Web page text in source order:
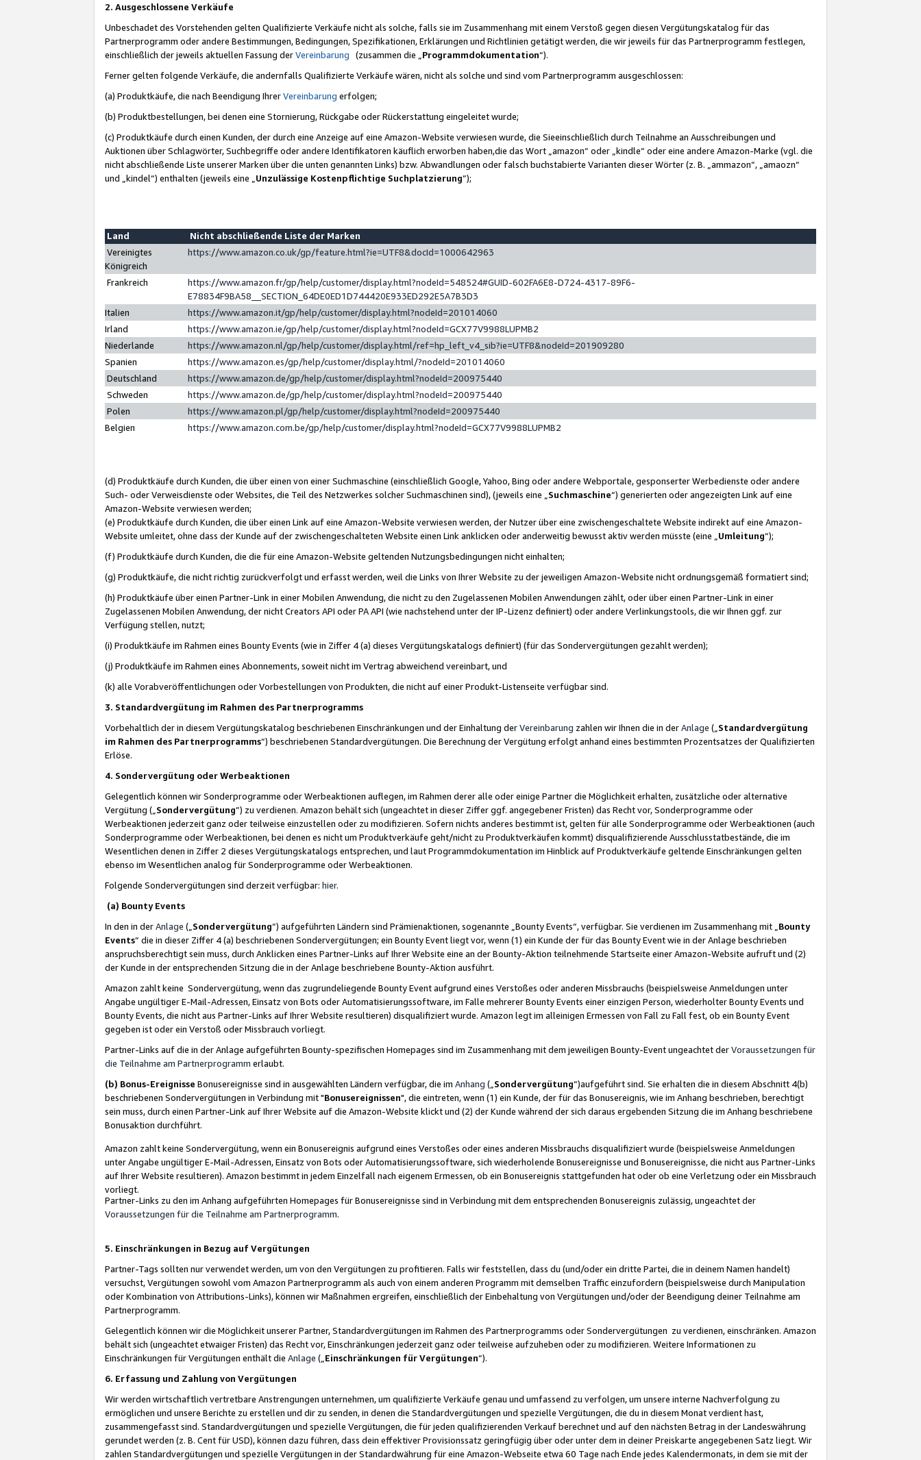
2. Ausgeschlossene Verkäufe
Unbeschadet des Vorstehenden gelten Qualifizierte Verkäufe nicht als solche, falls sie im Zusammenhang mit einem Verstoß gegen diesen Vergütungskatalog für das
Partnerprogramm oder andere Bestimmungen, Bedingungen, Spezifikationen, Erklärungen und Richtlinien getätigt werden, die wir jeweils für das Partnerprogramm festlegen,
einschließlich der jeweils aktuellen Fassung derVereinbarung (zusammen die „ Programmdokumentation“).
Ferner gelten folgende Verkäufe, die andernfalls Qualifizierte Verkäufe wären, nicht als solche und sind vom Partnerprogramm ausgeschlossen:
(a) Produktkäufe, die nach Beendigung IhrerVereinbarung erfolgen;
(b) Produktbestellungen, bei denen eine Stornierung, Rückgabe oder Rückerstattung eingeleitet wurde;
(c) Produktkäufe durch einen Kunden, der durch eine Anzeige auf eine Amazon-Website verwiesen wurde, die Sieeinschließlich durch Teilnahme an Ausschreibungen und
Auktionen über Schlagwörter, Suchbegriffe oder andere Identifikatoren käuflich erworben haben,die das Wort „amazon“ oder „kindle“ oder eine andere Amazon-Marke (vgl. die
nicht abschließende Liste unserer Marken über die unten genannten Links) bzw. Abwandlungen oder falsch buchstabierte Varianten dieser Wörter (z. B. „ammazon“, „amaozn“
und „kindel“) enthalten (jeweils eine „ Unzulässige Kostenpflichtige Suchplatzierung”);
Land
Nicht abschließende Liste der Marken
Vereinigtes
Königreich
https://www.amazon.co.uk/gp/feature.html?ie=UTF8&docId=1000642963
Frankreich
https://www.amazon.fr/gp/help/customer/display.html?nodeId=548524#GUID-602FA6E8-D724-4317-89F6-
E78834F9BA58__SECTION_64DE0ED1D744420E933ED292E5A7B3D3
Italien
https://www.amazon.it/gp/help/customer/display.html?nodeId=201014060
Irland
https://www.amazon.ie/gp/help/customer/display.html?nodeId=GCX77V9988LUPMB2
Niederlande
https://www.amazon.nl/gp/help/customer/display.html/ref=hp_left_v4_sib?ie=UTF8&nodeId=201909280
Spanien
https://www.amazon.es/gp/help/customer/display.html/?nodeId=201014060
Deutschland
https://www.amazon.de/gp/help/customer/display.html?nodeId=200975440
Schweden
https://www.amazon.de/gp/help/customer/display.html?nodeId=200975440
Polen
https://www.amazon.pl/gp/help/customer/display.html?nodeId=200975440
Belgien
https://www.amazon.com.be/gp/help/customer/display.html?nodeId=GCX77V9988LUPMB2
(d) Produktkäufe durch Kunden, die über einen von einer Suchmaschine (einschließlich Google, Yahoo, Bing oder andere Webportale, gesponserter Werbedienste oder andere
Such- oder Verweisdienste oder Websites, die Teil des Netzwerkes solcher Suchmaschinen sind), (jeweils eine „ Suchmaschine“) generierten oder angezeigten Link auf eine
Amazon-Website verwiesen werden;
(e) Produktkäufe durch Kunden, die über einen Link auf eine Amazon-Website verwiesen werden, der Nutzer über eine zwischengeschaltete Website indirekt auf eine Amazon-
Website umleitet, ohne dass der Kunde auf der zwischengeschalteten Website einen Link anklicken oder anderweitig bewusst aktiv werden müsste (eine „ Umleitung“);
(f) Produktkäufe durch Kunden, die die für eine Amazon-Website geltenden Nutzungsbedingungen nicht einhalten;
(g) Produktkäufe, die nicht richtig zurückverfolgt und erfasst werden, weil die Links von Ihrer Website zu der jeweiligen Amazon-Website nicht ordnungsgemäß formatiert sind;
(h) Produktkäufe über einen Partner-Link in einer Mobilen Anwendung, die nicht zu den Zugelassenen Mobilen Anwendungen zählt, oder über einen Partner-Link in einer
Zugelassenen Mobilen Anwendung, der nicht Creators API oder PA API (wie nachstehend unter der IP-Lizenz definiert) oder andere Verlinkungstools, die wir Ihnen ggf. zur
Verfügung stellen, nutzt;
(i) Produktkäufe im Rahmen eines Bounty Events (wie in Ziffer 4 (a) dieses Vergütungskatalogs definiert) (für das Sondervergütungen gezahlt werden);
(j) Produktkäufe im Rahmen eines Abonnements, soweit nicht im Vertrag abweichend vereinbart, und
(k) alle Vorabveröffentlichungen oder Vorbestellungen von Produkten, die nicht auf einer Produkt-Listenseite verfügbar sind.
3. Standardvergütung im Rahmen des Partnerprogramms
Vorbehaltlich der in diesem Vergütungskatalog beschriebenen Einschränkungen und der Einhaltung derVereinbarung zahlen wir Ihnen die in derAnlage („ Standardvergütung
im Rahmen des Partnerprogramms“) beschriebenen Standardvergütungen. Die Berechnung der Vergütung erfolgt anhand eines bestimmten Prozentsatzes der Qualifizierten
Erlöse.
4. Sondervergütung oder Werbeaktionen
Gelegentlich können wir Sonderprogramme oder Werbeaktionen auflegen, im Rahmen derer alle oder einige Partner die Möglichkeit erhalten, zusätzliche oder alternative
Vergütung („ Sondervergütung”) zu verdienen. Amazon behält sich (ungeachtet in dieser Ziffer ggf. angegebener Fristen) das Recht vor, Sonderprogramme oder
Werbeaktionen jederzeit ganz oder teilweise einzustellen oder zu modifizieren. Sofern nichts anderes bestimmt ist, gelten für alle Sonderprogramme oder Werbeaktionen (auch
Sonderprogramme oder Werbeaktionen, bei denen es nicht um Produktverkäufe geht/nicht zu Produktverkäufen kommt) disqualifizierende Ausschlusstatbestände, die im
Wesentlichen denen in Ziffer 2 dieses Vergütungskatalogs entsprechen, und laut Programmdokumentation im Hinblick auf Produktverkäufe geltende Einschränkungen gelten
ebenso im Wesentlichen analog für Sonderprogramme oder Werbeaktionen.
Folgende Sondervergütungen sind derzeit verfügbar: hier.
(a) Bounty Events
In den in derAnlage („ Sondervergütung“) aufgeführten Ländern sind Prämienaktionen, sogenannte „Bounty Events“, verfügbar. Sie verdienen im Zusammenhang mit „ Bounty
Events“ die in dieser Ziffer 4 (a) beschriebenen Sondervergütungen; ein Bounty Event liegt vor, wenn (1) ein Kunde der für das Bounty Event wie in der Anlage beschrieben
anspruchsberechtigt sein muss, durch Anklicken eines Partner-Links auf Ihrer Website eine an der Bounty-Aktion teilnehmende Startseite einer Amazon-Website aufruft und (2)
der Kunde in der entsprechenden Sitzung die in der Anlage beschriebene Bounty-Aktion ausführt.
Amazon zahlt keine Sondervergütung, wenn das zugrundeliegende Bounty Event aufgrund eines Verstoßes oder anderen Missbrauchs (beispielsweise Anmeldungen unter
Angabe ungültiger E-Mail-Adressen, Einsatz von Bots oder Automatisierungssoftware, im Falle mehrerer Bounty Events einer einzigen Person, wiederholter Bounty Events und
Bounty Events, die nicht aus Partner-Links auf Ihrer Website resultieren) disqualifiziert wurde. Amazon legt im alleinigen Ermessen von Fall zu Fall fest, ob ein Bounty Event
gegeben ist oder ein Verstoß oder Missbrauch vorliegt.
Partner-Links auf die in der Anlage aufgeführten Bounty-spezifischen Homepages sind im Zusammenhang mit dem jeweiligen Bounty-Event ungeachtet derVoraussetzungen für
die Teilnahme am Partnerprogramm erlaubt.
(b) Bonus-Ereignisse Bonusereignisse sind in ausgewählten Ländern verfügbar, die im Anhang („ Sondervergütung“)aufgeführt sind. Sie erhalten die in diesem Abschnitt 4(b)
beschriebenen Sondervergütungen in Verbindung mit "Bonusereignissen", die eintreten, wenn (1) ein Kunde, der für das Bonusereignis, wie im Anhang beschrieben, berechtigt
sein muss, durch einen Partner-Link auf Ihrer Website auf die Amazon-Website klickt und (2) der Kunde während der sich daraus ergebenden Sitzung die im Anhang beschriebene
Bonusaktion durchführt.
Amazon zahlt keine Sondervergütung, wenn ein Bonusereignis aufgrund eines Verstoßes oder eines anderen Missbrauchs disqualifiziert wurde (beispielsweise Anmeldungen
unter Angabe ungültiger E-Mail-Adressen, Einsatz von Bots oder Automatisierungssoftware, sich wiederholende Bonusereignisse und Bonusereignisse, die nicht aus Partner-Links
auf Ihrer Website resultieren). Amazon bestimmt in jedem Einzelfall nach eigenem Ermessen, ob ein Bonusereignis stattgefunden hat oder ob eine Verletzung oder ein Missbrauch
vorliegt.
Partner-Links zu den im Anhang aufgeführten Homepages für Bonusereignisse sind in Verbindung mit dem entsprechenden Bonusereignis zulässig, ungeachtet der
Voraussetzungen für die Teilnahme am Partnerprogramm.
5. Einschränkungen in Bezug auf Vergütungen
Partner-Tags sollten nur verwendet werden, um von den Vergütungen zu profitieren. Falls wir feststellen, dass du (und/oder ein dritte Partei, die in deinem Namen handelt)
versuchst, Vergütungen sowohl vom Amazon Partnerprogramm als auch von einem anderen Programm mit demselben Traffic einzufordern (beispielsweise durch Manipulation
oder Kombination von Attributions-Links), können wir Maßnahmen ergreifen, einschließlich der Einbehaltung von Vergütungen und/oder der Beendigung deiner Teilnahme am
Partnerprogramm.
Gelegentlich können wir die Möglichkeit unserer Partner, Standardvergütungen im Rahmen des Partnerprogramms oder Sondervergütungen zu verdienen, einschränken. Amazon
behält sich (ungeachtet etwaiger Fristen) das Recht vor, Einschränkungen jederzeit ganz oder teilweise aufzuheben oder zu modifizieren. Weitere Informationen zu
Einschränkungen für Vergütungen enthält die Anlage („ Einschränkungen für Vergütungen“).
6. Erfassung und Zahlung von Vergütungen
Wir werden wirtschaftlich vertretbare Anstrengungen unternehmen, um qualifizierte Verkäufe genau und umfassend zu verfolgen, um unsere interne Nachverfolgung zu
ermöglichen und unsere Berichte zu erstellen und dir zu senden, in denen die Standardvergütungen und spezielle Vergütungen, die du in diesem Monat verdient hast,
zusammengefasst sind. Standardvergütungen und spezielle Vergütungen, die für jeden qualifizierenden Verkauf berechnet und auf den nächsten Betrag in der Landeswährung
gerundet werden (z. B. Cent für USD), können dazu führen, dass dein effektiver Provisionssatz geringfügig über oder unter dem in deiner Preiskarte angegebenen Satz liegt. Wir
zahlen Standardvergütungen und spezielle Vergütungen in der Standardwährung für eine Amazon-Webseite etwa 60 Tage nach Ende jedes Kalendermonats, in dem sie mit der